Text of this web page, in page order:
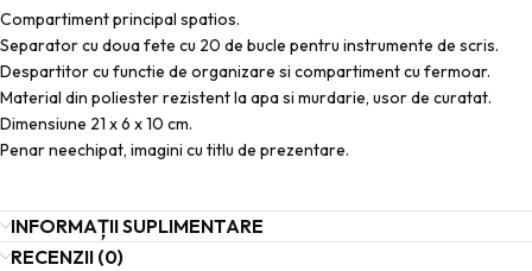
Compartiment principal spatios.
Separator cu doua fete cu 20 de bucle pentru instrumente de scris.
Despartitor cu functie de organizare si compartiment cu fermoar.
Material din poliester rezistent la apa si murdarie, usor de curatat.
Dimensiune 21 x 6 x 10 cm.
Penar neechipat, imagini cu titlu de prezentare.
INFORMAȚII SUPLIMENTARE
RECENZII (0)